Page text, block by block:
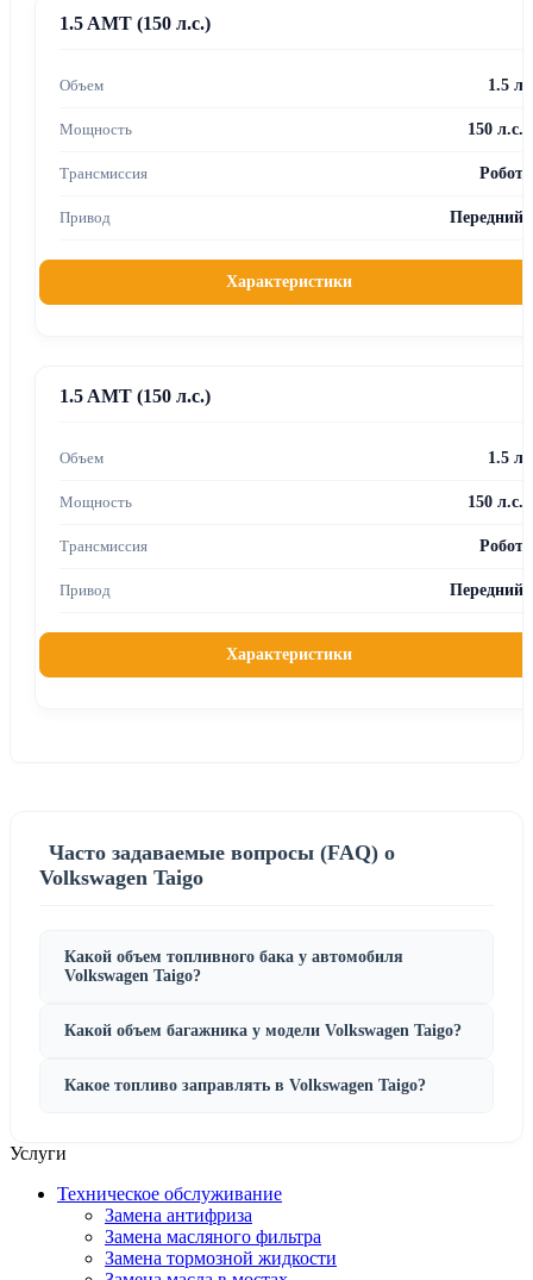
1.5 AMT (150 л.с.)
1.5 л
150 л.с.
Робот
Передний
Характеристики
1.5 AMT (150 л.с.)
1.5 л
150 л.с.
Робот
Передний
Характеристики
Часто задаваемые вопросы (FAQ) о
Volkswagen Taigo
Какой объем топливного бака у автомобиля
Volkswagen Taigo?
Какой объем багажника у модели Volkswagen Taigo?
Какое топливо заправлять в Volkswagen Taigo?
Услуги
Техническое обслуживание
Замена антифриза
Замена масляного фильтра
Замена тормозной жидкости